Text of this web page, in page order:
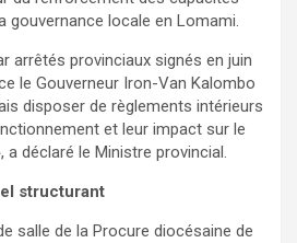
gouvernance locale en Lomami.
arrêtés provinciaux signés en juin
le Gouverneur Iron-Van Kalombo
disposer de règlements intérieurs
et leur impact sur le
a déclaré le Ministre provincial.
structurant
salle de la Procure diocésaine de